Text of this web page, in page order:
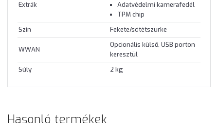
Extrák
Adatvédelmi kamerafedél
TPM chip
Szín
Fekete/sötétszürke
WWAN
Opcionális külső, USB porton
keresztül
Súly
2 kg
Hasonló termékek